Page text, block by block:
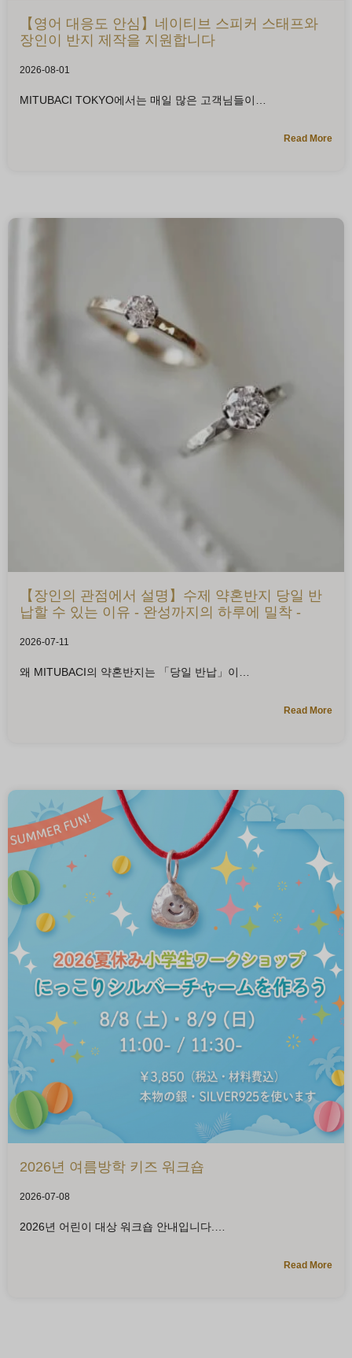
【영어 대응도 안심】네이티브 스피커 스태프와
장인이 반지 제작을 지원합니다
2026-08-01
MITUBACI TOKYO에서는 매일 많은 고객님들이
Read More
【장인의 관점에서 설명】수제 약혼반지 당일 반
납할 수 있는 이유 - 완성까지의 하루에 밀착 -
2026-07-11
왜 MITUBACI의 약혼반지는 「당일 반납」이
Read More
2026년 여름방학 키즈 워크숍
2026-07-08
2026년 어린이 대상 워크숍 안내입니다.
Read More